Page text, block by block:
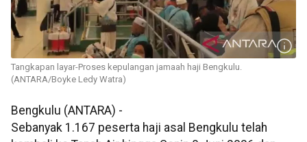
Tangkapan layar-Proses kepulangan jamaah haji Bengkulu.
(ANTARA/Boyke Ledy Watra)
Bengkulu (ANTARA) -
Sebanyak 1.167 peserta haji asal Bengkulu telah